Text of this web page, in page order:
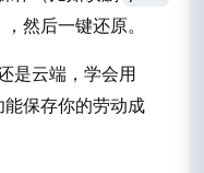
，然后一键还原。
是云端，学会用
保存你的劳动成